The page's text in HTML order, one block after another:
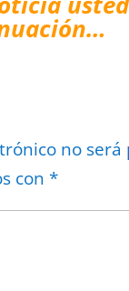
no será
con *